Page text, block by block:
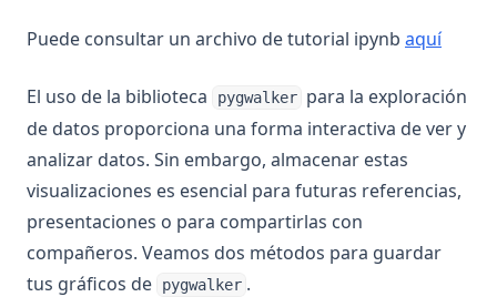
Puede consultar un archivo de tutorial ipynb aquí
El uso de la biblioteca pygwalker para la exploración
de datos proporciona una forma interactiva de ver y
analizar datos. Sin embargo, almacenar estas
visualizaciones es esencial para futuras referencias,
presentaciones o para compartirlas con
compañeros. Veamos dos métodos para guardar
tus gráficos de
pygwalker .